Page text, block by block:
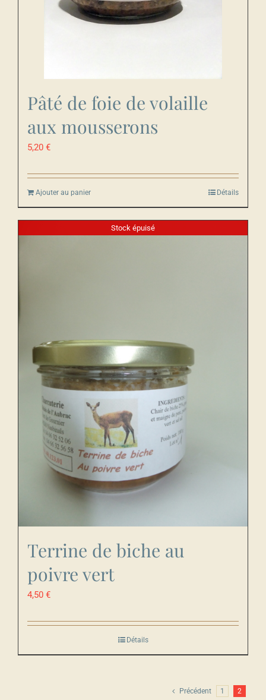
Pâté de foie de volaille
aux mousserons
5,20 €
Ajouter au panier Détails
Stock épuisé
Terrine de biche au
poivre vert
4,50 €
Détails
Précédent 1 2